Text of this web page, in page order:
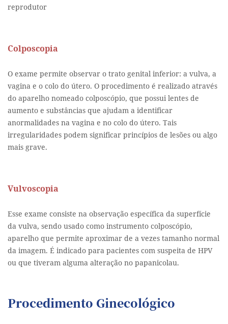
reprodutor
Colposcopia
O exame permite observar o trato genital inferior: a vulva, a
vagina e o colo do útero. O procedimento é realizado através
do aparelho nomeado colposcópio, que possui lentes de
aumento e substâncias que ajudam a identificar
anormalidades na vagina e no colo do útero. Tais
irregularidades podem significar princípios de lesões ou algo
mais grave.
Vulvoscopia
Esse exame consiste na observação específica da superfície
da vulva, sendo usado como instrumento colposcópio,
aparelho que permite aproximar de a vezes tamanho normal
da imagem. É indicado para pacientes com suspeita de HPV
ou que tiveram alguma alteração no papanicolau.
Procedimento Ginecológico